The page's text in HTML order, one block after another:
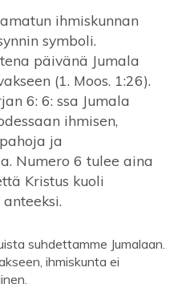
ihmiskunnan
symboli.
päivänä Jumala
(1. Moos. 1:26).
6: 6: ssa Jumala
ihmisen,
ja
Numero 6 tulee aina
Kristus kuoli
suhdettamme Jumalaan.
ihmiskunta ei